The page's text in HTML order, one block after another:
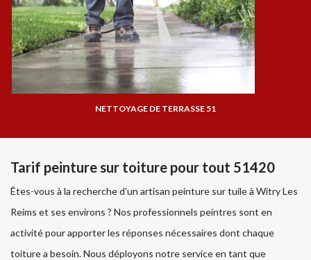
NETTOYAGE DE TERRASSE 51
Tarif peinture sur toiture pour tout 51420
Êtes-vous à la recherche d’un artisan peinture sur tuile à Witry Les
Reims et ses environs ? Nos professionnels peintres sont en
activité pour apporter les réponses nécessaires dont chaque
toiture a besoin. Nous déployons notre service en tant que